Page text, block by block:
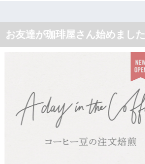
お友達が珈琲屋さん始めました